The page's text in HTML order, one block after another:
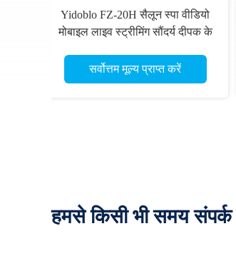
मेकअप आइब्रो टैटू हाफ रिंग
लिए स्टैंड फोन होल्डर के साथ
सर्वोत्तम मूल्य प्राप्त करें
हमसे किसी भी समय